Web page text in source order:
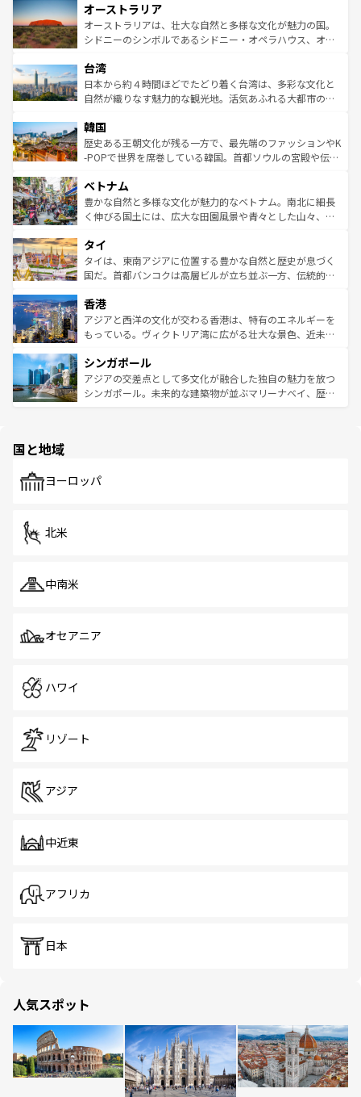
部のニューオーリンズでは、音楽と美食が融合した独特の
文化が魅力。旅行者はアメリカの各地域で異なる魅力を楽
しみながら、その多様性と豊かな歴史を感じることができ
ならではの贅沢な旅のスタイルだ。 なお、新着のアメリカ
情報はコンテンツ一覧を参照してほしい。
ワイ島は見逃せない。また、定番の観光地といえばオアフ
島だが、静かな自然を求めるならマウイ島やカウアイ島が
おすすめ。エメラルドグリーンに輝く海をはじめ、豊かな
れるおもてなしの心で訪れる人々を迎えてくれるハワイの
人々、おいしいローカルフードやハワイアンミュージッ
ク、伝統的なフラダンスなど、すべてがハワイの魅力を彩
ワイを、存分に味わってほしい。 なお、新着のハワイ情報
はコンテンツ一覧を参照してほしい。
オーストラリア
オーストラリアは、壮大な自然と多様な文化が魅力の国。
シドニーのシンボルであるシドニー・オペラハウス、オー
リアリーフや大陸中央部にそびえるウルル（エアーズロッ
ク）、タスマニアの美しい原生林やケアンズの熱帯雨林な
ど、見どころがたくさん。また、カフェやワイン、オージ
いる。アクティビティも充実しており、サーフィンやダイ
ビング、ハイキングなど、アウトドア好きにはたまらな
い。オーストラリアの多彩な魅力を存分に味わいつくそ
参照してほしい。
台湾
日本から約４時間ほどでたどり着く台湾は、多彩な文化と
自然が織りなす魅力的な観光地。活気あふれる大都市の台
ン）、静ひつな山岳地帯である台湾東部など、都市の喧騒
と山間の静けさが共存しており、訪れる人に新しい発見と
驚きをもたらしてくれる。また、奥深い台湾の食文化も魅
容にもいいと評判のスイーツなど、バラエティ豊かな料理
が味わえる。 なお、新着の台湾情報は コンテンツ一覧を参
照してほしい。
韓国
歴史ある王朝文化が残る一方で、最先端のファッションやK
-POPで世界を席巻している韓国。首都ソウルの宮殿や伝統
き、地方に足を延ばせば四季折々の自然美を楽しむことが
できる。そして、キムチや焼肉、絶品のストリートフード
まで、さまざまな韓国料理が待っている。夜には、韓国な
リティに包まれながら、韓国の多彩な魅力を心ゆくまで味
わってみてほしい。 なお、新着の韓国情報はコンテンツ一
覧を参照してほしい。
ベトナム
豊かな自然と多様な文化が魅力的なベトナム。南北に細長
く伸びる国土には、広大な田園風景や青々とした山々、世
急速な発展と共に伝統が息づく。ハノイの古い町並みやホ
ーチミン市のフランス統治時代の建物も、独特の雰囲気を
醸し出している。また、バラエティの豊かさとおいしさで
とつ。フォーやバインミー、ベトナムコーヒーなどは、ぜ
ひ現地で味わいたい。どの地域を訪れてもあたたかい人々
が旅行者を迎えてくれるので、きっと忘れられない旅にな
参照してほしい。
タイ
タイは、東南アジアに位置する豊かな自然と歴史が息づく
国だ。首都バンコクは高層ビルが立ち並ぶ一方、伝統的な
の活気が交差している。北部ではチェンマイなどの山岳地
帯で自然と触れ合い、南部ではプーケットやクラビの美し
いビーチでリゾート気分を楽しむことができる。タイ料理
激する。気候は一年中温暖で、どの季節にも異なる楽しみ
が待っている。親しみやすいタイの人々、仏教を中心とし
た文化、そして多様な観光資源が、訪れる旅人を魅了し続
香港
アジアと西洋の文化が交わる香港は、特有のエネルギーを
もっている。ヴィクトリア湾に広がる壮大な景色、近未来
み、どこを訪れても感動するはず。観光スポットが密集し
ており、効率よく見どころを回れるのも魅力。息をのむよ
うな絶景から文化的な体験まで、香港を存分に楽しみ尽く
シンガポール
アジアの交差点として多文化が融合した独自の魅力を放つ
シンガポール。未来的な建築物が並ぶマリーナベイ、歴史
で、ホーカーズは地元の風情を楽しめる外せないスポット
国と地域
ヨーロッパ
北米
中南米
オセアニア
ハワイ
リゾート
アジア
中近東
アフリカ
日本
人気スポット